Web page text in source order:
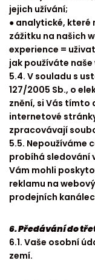
jejich užívání;
● analytické, které
zážitku na našich
experience =
jak používáte
5.4. V souladu s
127/2005 Sb., o
znění, si Vás tímto
internetové
zpracovávají
5.5. Nepoužíváme
probíhá sledování
Vám mohli
reklamu na
prodejních
6. Předávání do
6.1. Vaše osobní
zemí.